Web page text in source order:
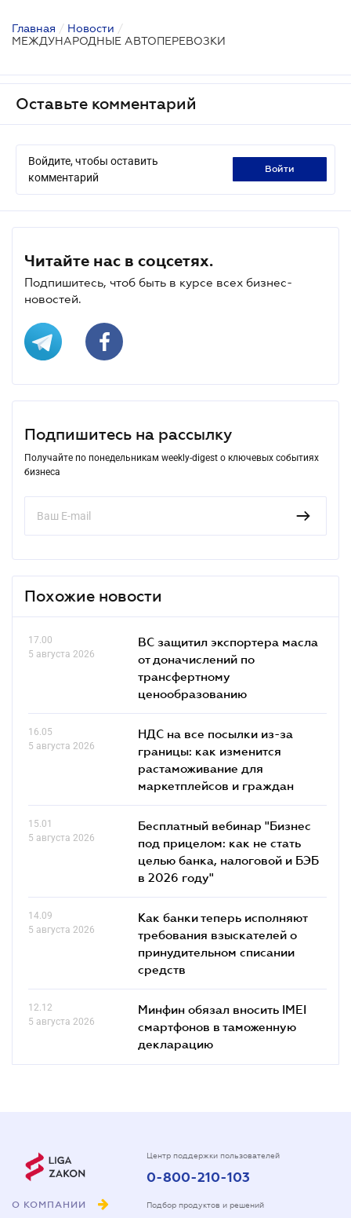
Главная / Новости /
МЕЖДУНАРОДНЫЕ АВТОПЕРЕВОЗКИ
Оставьте комментарий
Войдите, чтобы оставить
комментарий
войти
Читайте нас в соцсетях.
Подпишитесь, чтоб быть в курсе всех бизнес-
новостей.
Подпишитесь на рассылку
Получайте по понедельникам weekly-digest о ключевых событиях
бизнеса
Похожие новости
17.00
5 августа 2026
ВС защитил экспортера масла
от доначислений по
трансфертному
ценообразованию
16.05
5 августа 2026
НДС на все посылки из-за
границы: как изменится
растаможивание для
маркетплейсов и граждан
15.01
5 августа 2026
Бесплатный вебинар "Бизнес
под прицелом: как не стать
целью банка, налоговой и БЭБ
в 2026 году"
14.09
5 августа 2026
Как банки теперь исполняют
требования взыскателей о
принудительном списании
средств
12.12
5 августа 2026
Минфин обязал вносить IMEI
смартфонов в таможенную
декларацию
О КОМПАНИИ
Центр поддержки пользователей
0-800-210-103
Подбор продуктов и решений